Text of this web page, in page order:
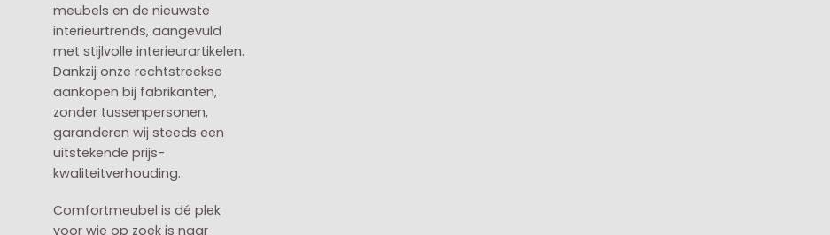
meubels en de nieuwste
interieurtrends, aangevuld
met stijlvolle interieurartikelen.
Dankzij onze rechtstreekse
aankopen bij fabrikanten,
zonder tussenpersonen,
garanderen wij steeds een
uitstekende prijs-
kwaliteitverhouding.
Comfortmeubel is dé plek
voor wie op zoek is naar